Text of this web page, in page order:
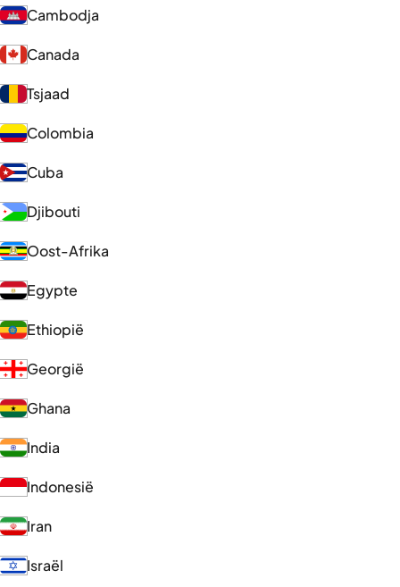
Cambodja
Canada
Tsjaad
Colombia
Cuba
Djibouti
Oost-Afrika
Egypte
Ethiopië
Georgië
Ghana
India
Indonesië
Iran
Israël